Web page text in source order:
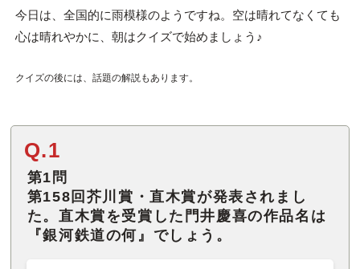
今日は、全国的に雨模様のようですね。空は晴れてなくても
心は晴れやかに、朝はクイズで始めましょう♪
クイズの後には、話題の解説もあります。
Q.1
第1問
第158回芥川賞・直木賞が発表されまし
た。直木賞を受賞した門井慶喜の作品名は
『銀河鉄道の何』でしょう。